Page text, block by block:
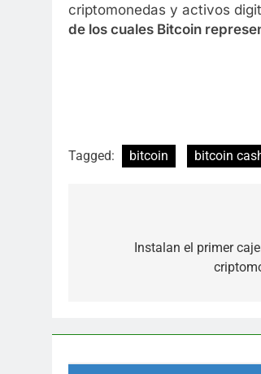
criptomonedas y activos
de los cuales Bitcoin
Tagged: bitcoin bitcoin
navigationInstalan el primer